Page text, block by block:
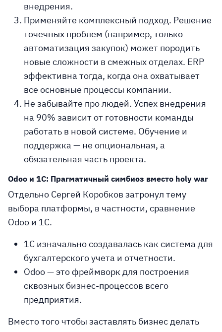
внедрения.
Применяйте комплексный подход. Решение
точечных проблем (например, только
автоматизация закупок) может породить
новые сложности в смежных отделах. ERP
эффективна тогда, когда она охватывает
все основные процессы компании.
Не забывайте про людей. Успех внедрения
на 90% зависит от готовности команды
работать в новой системе. Обучение и
поддержка — не опциональная, а
обязательная часть проекта.
Odoo и 1С: Прагматичный симбиоз вместо holy war
Отдельно Сергей Коробков затронул тему
выбора платформы, в частности, сравнение
Odoo и 1С.
1С изначально создавалась как система для
бухгалтерского учета и отчетности.
Odoo— это фреймворк для построения
сквозных бизнес-процессов всего
предприятия.
Вместо того чтобы заставлять бизнес делать